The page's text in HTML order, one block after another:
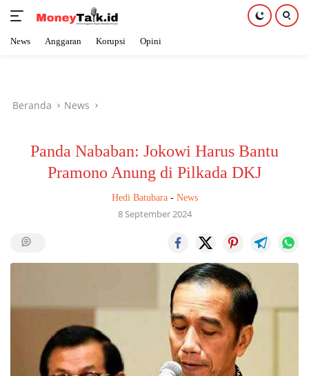
News Anggaran Korupsi Opini
Beranda News
Panda Nababan: Jokowi Harus Bantu
Pramono Anung di Pilkada DKJ
Hedi Batubara- News
8 September 2024